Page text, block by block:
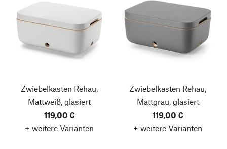
Zwiebelkasten Rehau,
Mattweiß, glasiert
119,00 €
+ weitere Varianten
Zwiebelkasten Rehau,
Mattgrau, glasiert
119,00 €
+ weitere Varianten